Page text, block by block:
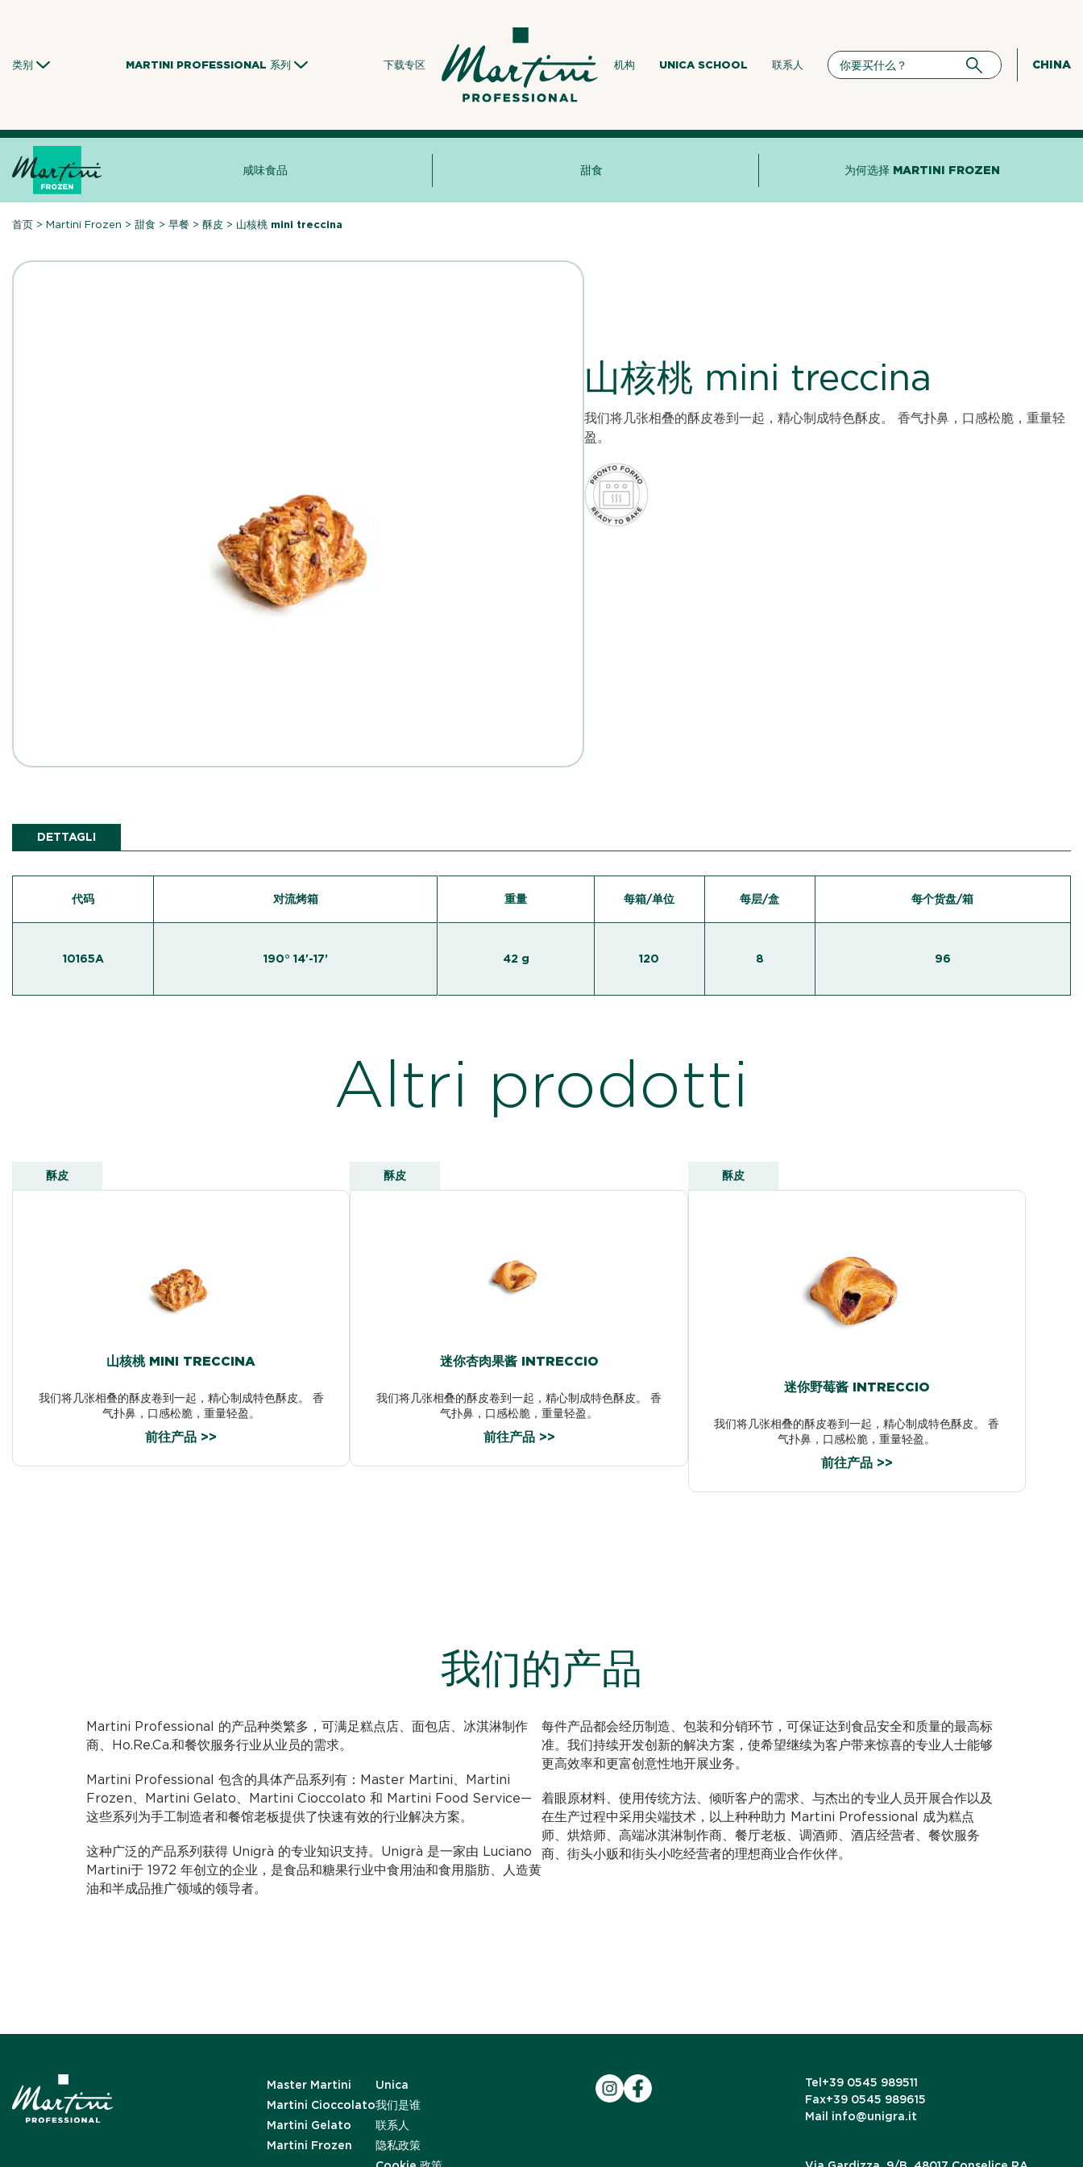
类别 MARTINI PROFESSIONAL 系列 下载专区 机构 UNICA SCHOOL 联系人 CHINA
咸味食品 甜食 为何选择 MARTINI FROZEN
首页 >Martini Frozen >甜食 >早餐 >酥皮 > 山核桃 mini treccina
山核桃 mini treccina
我们将几张相叠的酥皮卷到一起，精心制成特色酥皮。 香气扑鼻，口感松脆，重量轻
盈。
DETTAGLI
代码 对流烤箱
10165A 190° 14'-17’
重量 每箱/单位 每层/盒 每个货盘/箱
42 g 120 8 96
Altri prodotti
酥皮
山核桃 MINI TRECCINA
我们将几张相叠的酥皮卷到一起，精心制成特色酥皮。 香
气扑鼻，口感松脆，重量轻盈。
前往产品 >>
酥皮
迷你杏肉果酱 INTRECCIO
我们将几张相叠的酥皮卷到一起，精心制成特色酥皮。 香
气扑鼻，口感松脆，重量轻盈。
前往产品 >>
酥皮
迷你野莓酱 INTRECCIO
我们将几张相叠的酥皮卷到一起，精心制成特色酥皮。 香
气扑鼻，口感松脆，重量轻盈。
前往产品 >>
我们的产品
Martini Professional 的产品种类繁多，可满足糕点店、面包店、冰淇淋制作
商、Ho.Re.Ca.和餐饮服务行业从业员的需求。
Martini Professional 包含的具体产品系列有：Master Martini、Martini
Frozen、Martini Gelato、Martini Cioccolato 和 Martini Food Service—
这些系列为手工制造者和餐馆老板提供了快速有效的行业解决方案。
这种广泛的产品系列获得 Unigrà 的专业知识支持。Unigrà 是一家由 Luciano
Martini于 1972 年创立的企业，是食品和糖果行业中食用油和食用脂肪、人造黄
油和半成品推广领域的领导者。
每件产品都会经历制造、包装和分销环节，可保证达到食品安全和质量的最高标
准。我们持续开发创新的解决方案，使希望继续为客户带来惊喜的专业人士能够
更高效率和更富创意性地开展业务。
着眼原材料、使用传统方法、倾听客户的需求、与杰出的专业人员开展合作以及
在生产过程中采用尖端技术，以上种种助力 Martini Professional 成为糕点
师、烘焙师、高端冰淇淋制作商、餐厅老板、调酒师、酒店经营者、餐饮服务
商、街头小贩和街头小吃经营者的理想商业合作伙伴。
Master Martini
Martini Cioccolato
Martini Gelato
Martini Frozen
Unica
我们是谁
联系人
隐私政策
Tel +39 0545 989511
Fax+39 0545 989615
Mail info@unigra.it